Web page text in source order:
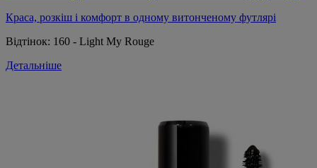
Краса, розкіш і комфорт в одному витонченому футлярі
Відтінок: 160 - Light My Rouge
Детальніше